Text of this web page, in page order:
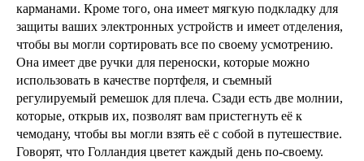
карманами. Кроме того, она имеет мягкую подкладку для
защиты ваших электронных устройств и имеет отделения,
чтобы вы могли сортировать все по своему усмотрению.
Она имеет две ручки для переноски, которые можно
использовать в качестве портфеля, и съемный
регулируемый ремешок для плеча. Сзади есть две молнии,
которые, открыв их, позволят вам пристегнуть её к
чемодану, чтобы вы могли взять её с собой в путешествие.
Говорят, что Голландия цветет каждый день по-своему.